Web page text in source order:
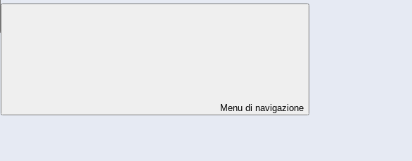
Menu di navigazione